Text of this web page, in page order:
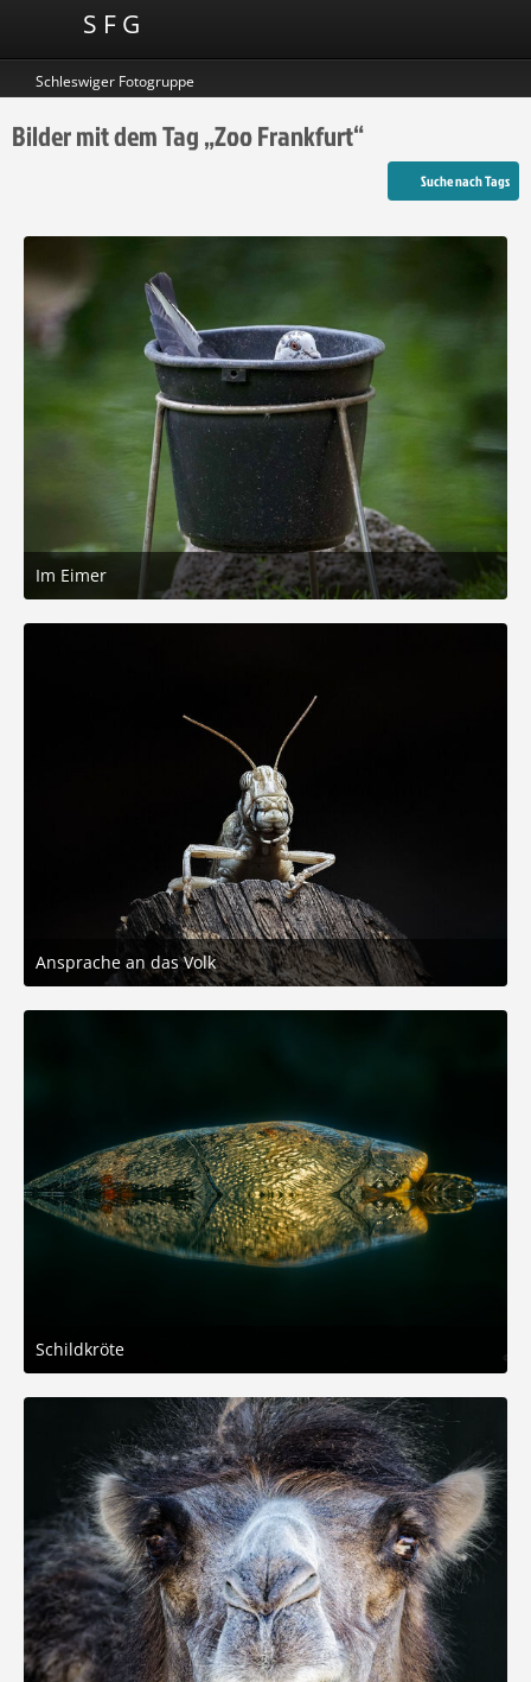
S F G
Schleswiger Fotogruppe
Bilder mit dem Tag „Zoo Frankfurt“
Suche nach Tags
Im Eimer
27. Februar 2026 um 11:49
6
Ansprache an das Volk
26. Februar 2026 um 11:58
8
Schildkröte
1. Februar 2026 um 16:32
6